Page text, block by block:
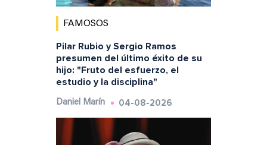
FAMOSOS
Pilar Rubio y Sergio Ramos
presumen del último éxito de su
hijo: "Fruto del esfuerzo, el
estudio y la disciplina"
Daniel Marín 04-08-2026